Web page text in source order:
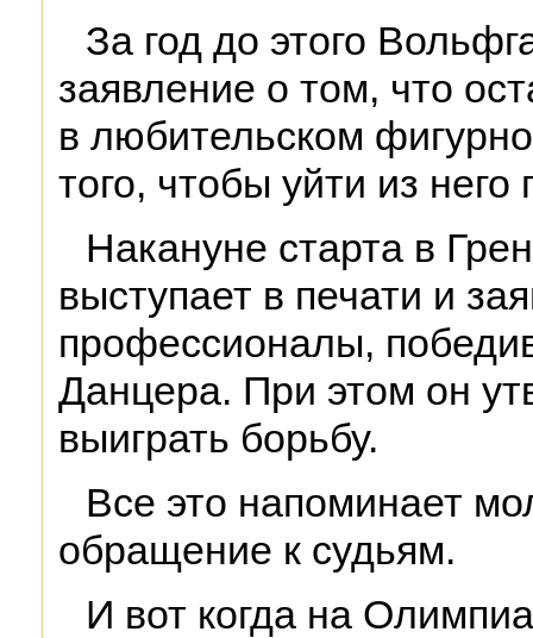
За год до этого
заявление о том, что
в любительском
того, чтобы уйти из
Накануне старта в
выступает в печати и
профессионалы,
Данцера. При этом он
выиграть борьбу.
Все это напоминает
обращение к судьям.
И вот когда на